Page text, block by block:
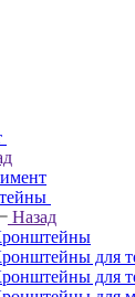
Назад
для
для